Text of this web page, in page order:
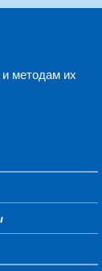
методам их
menu